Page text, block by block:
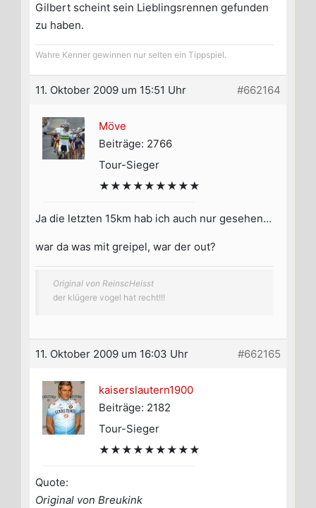
Gilbert scheint sein Lieblingsrennen gefunden
zu haben.
Wahre Kenner gewinnen nur selten ein Tippspiel.
11. Oktober 2009 um 15:51 Uhr #662164
Möve
Beiträge: 2766
Tour-Sieger
★★★★★★★★★
Ja die letzten 15km hab ich auch nur gesehen…
war da was mit greipel, war der out?
Original von ReinscHeisst
der klügere vogel hat recht!!!
11. Oktober 2009 um 16:03 Uhr #662165
kaiserslautern1900
Beiträge: 2182
Tour-Sieger
★★★★★★★★★
Quote:
Original von Breukink